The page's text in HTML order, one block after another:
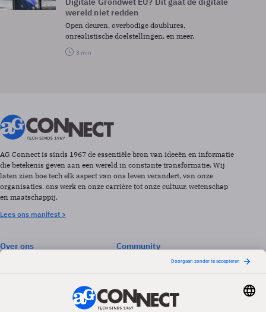
wereld niet redden
Open deuren, overbodige doublures,
onrealistische doelstellingen, en meer.
3 min
AG Connect is sinds 1967 de essentiële bron van ideeën en informatie
die betekenis geven aan een wereld in constante transformatie. Wij
laten zien hoe tech elk aspect van ons leven verandert, van onze
organisaties, ons werk en onze carrière tot onze cultuur, wetenschap
en maatschappij.
Lees ons manifest >
Over ons
Community
Events & Opleidingen
Vacatures
Whitepapers